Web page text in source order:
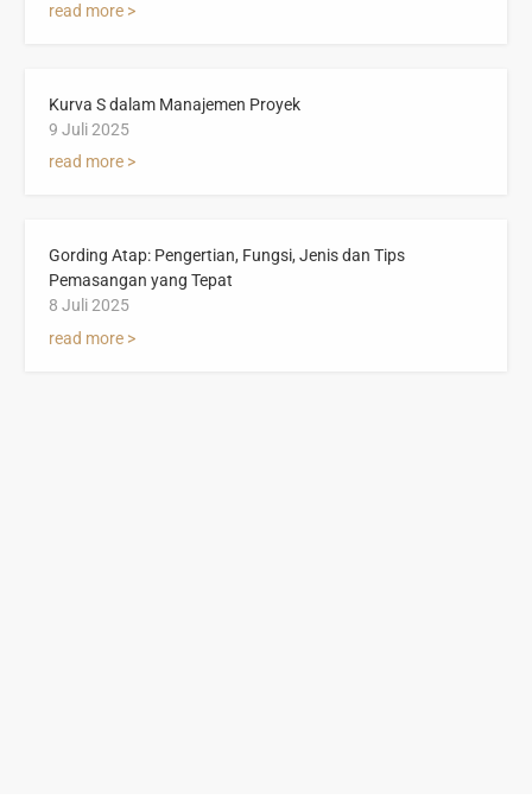
read more >
Kurva S dalam Manajemen Proyek
9 Juli 2025
read more >
Gording Atap: Pengertian, Fungsi, Jenis dan Tips
Pemasangan yang Tepat
8 Juli 2025
read more >